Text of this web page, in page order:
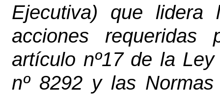
Ejecutiva) que
acciones requeridas
artículo nº17 de la
nº 8292 y las